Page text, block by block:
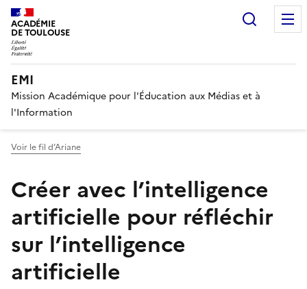
ACADÉMIE
DE TOULOUSE
EMI
Mission Académique pour l'Éducation aux Médias et à
l'Information
Voir le fil d’Ariane
Créer avec l’intelligence
artificielle pour réfléchir
sur l’intelligence
artificielle